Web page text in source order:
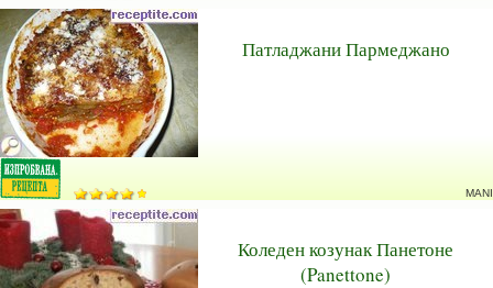
Патладжани Пармеджано
MANI
Коледен козунак Панетоне
(Panettone)